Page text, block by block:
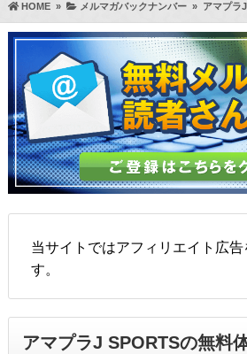
HOME» メルマガバックナンバー» アマプラ
当サイトではアフィリエイト広告
す。
アマプラJ SPORTSの無料